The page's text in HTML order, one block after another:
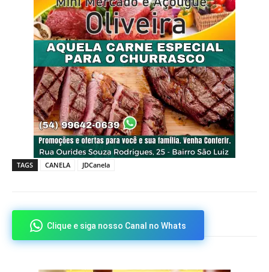
TAGS CANELA JDCanela
Clique e siga nosso Canal no Whats